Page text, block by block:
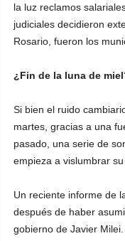
la luz reclamos
judiciales decidieron
Rosario, fueron los
¿Fin de la luna de
Si bien el ruido
martes, gracias a una
pasado, una serie de
empieza a vislumbrar su
Un reciente informe de
después de haber
gobierno de Javier Milei.